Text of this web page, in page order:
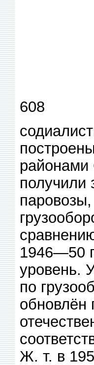
608
получили
1946—50
уровень.
по
обновлён
Ж. т. в